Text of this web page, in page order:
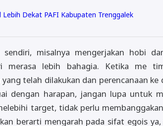
Lebih Dekat PAFI Kabupaten Trenggalek
misalnya mengerjakan hobi
merasa lebih bahagia. Ketika me
telah dilakukan dan perencanaan ke
dengan harapan, jangan lupa untuk
target, tidak perlu
berarti mengarah pada sifat egois